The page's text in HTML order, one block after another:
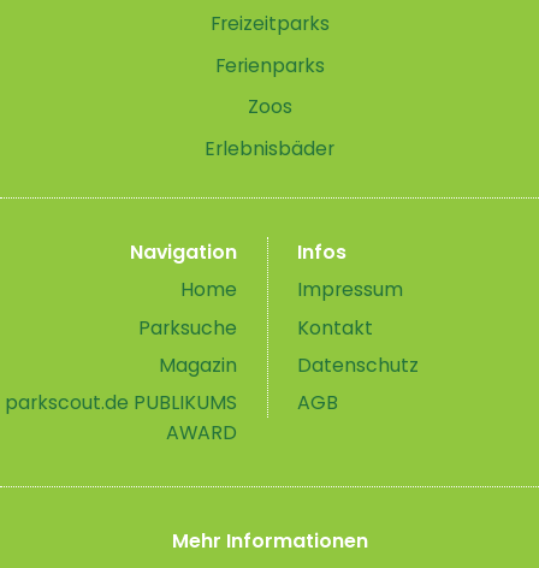
Freizeitparks
Ferienparks
Zoos
Erlebnisbäder
Navigation
Home
Parksuche
Magazin
parkscout.de PUBLIKUMS
AWARD
Infos
Impressum
Kontakt
Datenschutz
AGB
Mehr Informationen